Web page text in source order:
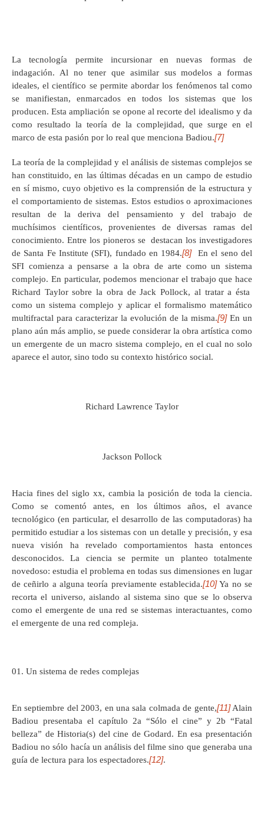
La tecnología permite incursionar en nuevas formas de
indagación. Al no tener que asimilar sus modelos a formas
ideales, el científico se permite abordar los fenómenos tal como
se manifiestan, enmarcados en todos los sistemas que los
producen. Esta ampliación se opone al recorte del idealismo y da
como resultado la teoría de la complejidad, que surge en el
marco de esta pasión por lo real que menciona Badiou.[7]
La teoría de la complejidad y el análisis de sistemas complejos se
han constituido, en las últimas décadas en un campo de estudio
en sí mismo, cuyo objetivo es la comprensión de la estructura y
el comportamiento de sistemas. Estos estudios o aproximaciones
resultan de la deriva del pensamiento y del trabajo de
muchísimos científicos, provenientes de diversas ramas del
conocimiento. Entre los pioneros se destacan los investigadores
de Santa Fe Institute (SFI), fundado en 1984.[8]En el seno del
SFI comienza a pensarse a la obra de arte como un sistema
complejo. En particular, podemos mencionar el trabajo que hace
Richard Taylor sobre la obra de Jack Pollock, al tratar a ésta
como un sistema complejo y aplicar el formalismo matemático
multifractal para caracterizar la evolución de la misma.[9]En un
plano aún más amplio, se puede considerar la obra artística como
un emergente de un macro sistema complejo, en el cual no solo
aparece el autor, sino todo su contexto histórico social.
Richard Lawrence Taylor
Jackson Pollock
Hacia fines del siglo xx, cambia la posición de toda la ciencia.
Como se comentó antes, en los últimos años, el avance
tecnológico (en particular, el desarrollo de las computadoras) ha
permitido estudiar a los sistemas con un detalle y precisión, y esa
nueva visión ha revelado comportamientos hasta entonces
desconocidos. La ciencia se permite un planteo totalmente
novedoso: estudia el problema en todas sus dimensiones en lugar
de ceñirlo a alguna teoría previamente establecida.[10]Ya no se
recorta el universo, aislando al sistema sino que se lo observa
como el emergente de una red se sistemas interactuantes, como
el emergente de una red compleja.
Un sistema de redes complejas
En septiembre del 2003, en una sala colmada de gente,[11]Alain
Badiou presentaba el capítulo 2a “Sólo el cine” y 2b “Fatal
belleza” de Historia(s) del cine de Godard. En esa presentación
Badiou no sólo hacía un análisis del filme sino que generaba una
guía de lectura para los espectadores.[12].